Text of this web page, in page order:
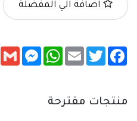
اضافة الي المفضلة
Facebook
Twitter
Email
WhatsApp
Messenger
Gmail
منتجات مقترحة